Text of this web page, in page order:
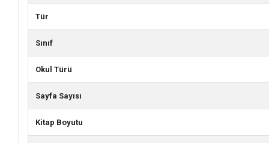
Tür
Sınıf
Okul Türü
Sayfa Sayısı
Kitap Boyutu